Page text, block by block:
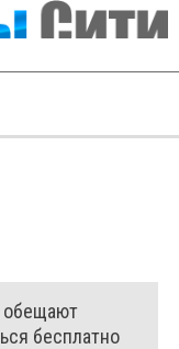
бесплатно